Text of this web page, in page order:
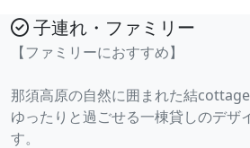
子連れ・ファミリー
【ファミリーにおすすめ】
那須高原の自然に囲まれた結
ゆったりと過ごせる一棟貸しのデザ
す。